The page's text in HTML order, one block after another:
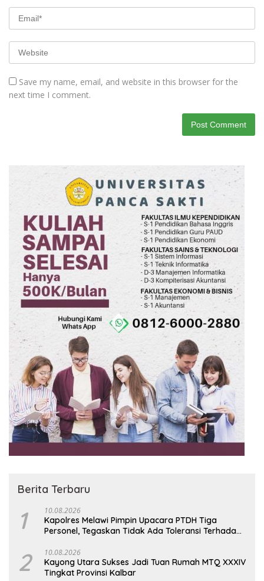
Save my name, email, and website in this browser for the
next time I comment.
Berita Terbaru
1 10.08.2026
Kapolres Melawi Pimpin Upacara PTDH Tiga
Personel, Tegaskan Tidak Ada Toleransi Terhadap
2 10.08.2026
Kayong Utara Sukses Jadi Tuan Rumah MTQ XXXIV
Tingkat Provinsi Kalbar